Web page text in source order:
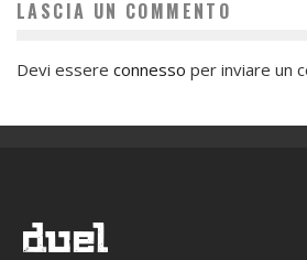
LASCIA UN COMMENTO
Devi essere connesso per inviare un